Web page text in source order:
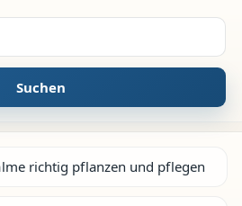
Suchen
richtig pflanzen und pflegen